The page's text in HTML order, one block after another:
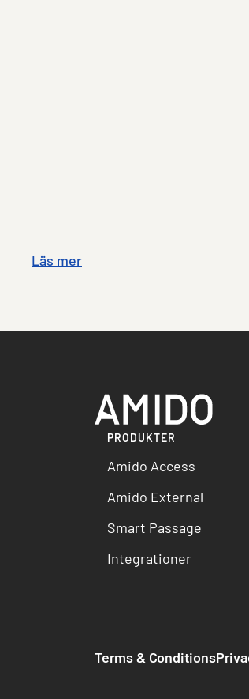
Läs mer
PRODUKTER
Amido Access
Amido External
Smart Passage
Integrationer
Terms & Conditions